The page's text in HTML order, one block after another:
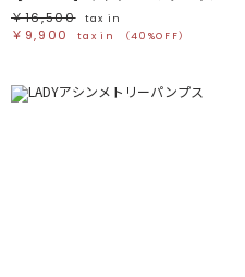
ミックス ミックス
￥16,500
tax in
￥9,900 tax in （40%OFF）